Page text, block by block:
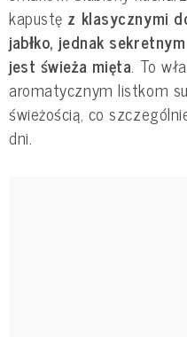
kapustę z klasycznymi
jabłko, jednak
jest świeża mięta. To
aromatycznym listkom
świeżością, co
dni.